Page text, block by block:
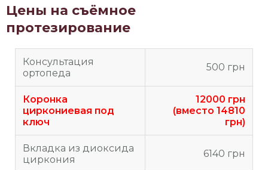
Цены на съёмное
протезирование
Консультация
ортопеда
500 грн
Коронка
циркониевая под
ключ
12000 грн
(вместо 14810
грн)
Вкладка из диоксида
циркония
6140 грн